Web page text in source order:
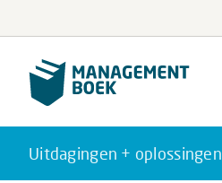
Uitdagingen + oplossingen